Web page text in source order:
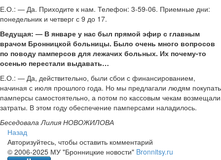
Е.О.: — Да. Приходите к нам. Телефон: 3-59-06. Приемные дни:
понедельник и четверг с 9 до 17.
Ведущая: — В январе у нас был прямой эфир с главным
врачом Бронницкой больницы. Было очень много вопросов
по поводу памперсов для лежачих больных. Их почему-то
осенью перестали выдавать…
Е.О.: — Да, действительно, были сбои с финансированием,
начиная с июля прошлого года. Но мы предлагали людям покупать
памперсы самостоятельно, а потом по кассовым чекам возмещали
затраты. В этом году обеспечение памперсами наладилось.
Беседовала Лилия НОВОЖИЛОВА
Назад
Авторизуйтесь, чтобы оставить комментарий
© 2006-2025 МУ "Бронницкие новости" Bronnitsy.ru